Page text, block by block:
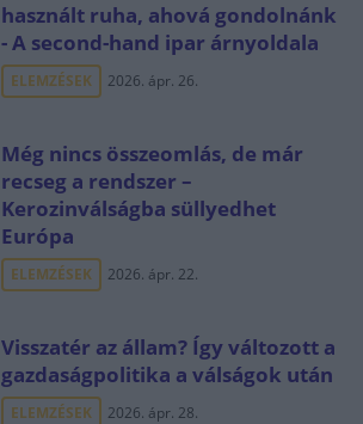
használt ruha, ahová gondolnánk
- A second-hand ipar árnyoldala
ELEMZÉSEK 2026. ápr. 26.
Még nincs összeomlás, de már
recseg a rendszer –
Kerozinválságba süllyedhet
Európa
ELEMZÉSEK 2026. ápr. 22.
Visszatér az állam? Így változott a
gazdaságpolitika a válságok után
ELEMZÉSEK 2026. ápr. 28.